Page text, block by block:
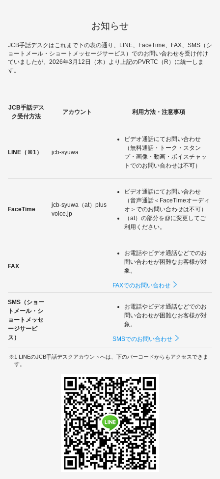
お知らせ
JCB手話デスクはこれまで下の表の通り、LINE、FaceTime、FAX、SMS（シ
ョートメール・ショートメッセージサービス）でのお問い合わせを受け付け
ていましたが、2026年3月12日（木）より上記のPVRTC（R）に統一しま
す。
JCB手話デス
ク受付方法
アカウント 利用方法・注意事項
LINE（※1） jcb-syuwa
ビデオ通話にてお問い合わせ
（無料通話・トーク・スタン
プ・画像・動画・ボイスチャッ
トでのお問い合わせは不可）
FaceTime
jcb-syuwa（at）plus
voice.jp
ビデオ通話にてお問い合わせ
（音声通話＜FaceTimeオーディ
オ＞でのお問い合わせは不可）
（at）の部分を@に変更してご
利用ください。
FAX
お電話やビデオ通話などでのお
問い合わせが困難なお客様が対
象。
FAXでのお問い合わせ
SMS（ショー
トメール・シ
ョートメッセ
ージサービ
ス）
お電話やビデオ通話などでのお
問い合わせが困難なお客様が対
象。
SMSでのお問い合わせ
1 LINEのJCB手話デスクアカウントへは、下のバーコードからもアクセスできま
す。